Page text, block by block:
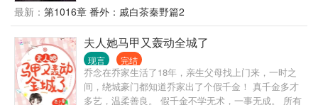
间，这跟度假没啥样，小手一挥，送无良爹妈去吃
灰，白莲妹妹，报名去大西北喂猪，卷款闪婚男军
官。 嗯，换个地方继续躺平。 …… 最近，家属院炸
了，听说那出任务的秦队长捡了个媳妇回来。 娇弱白
嫩，手不能提，偏偏秦队长还宠的不行。 喝水怕烫
着，做菜怕伤着，就连走路，都恨不得抱着。 嫂子们
瓜子一抓，坐等抛夫弃子戏码。 这盼着望着，戚白茶
最新： 第1016章 番外：戚白茶秦野篇2
夫人她马甲又轰动全城了
现言 完结
乔念在乔家生活了18年，亲生父母找上门来，一时之
间，绕城豪门都知道乔家出了个假千金！ 真千金多才
多艺，温柔善良。 假千金不学无术，一事无成。 所有